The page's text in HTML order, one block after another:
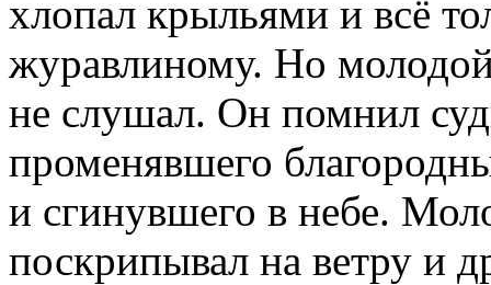
хлопал крыльями и всё
журавлиному. Но
не слушал. Он помнил
променявшего
и сгинувшего в небе.
поскрипывал на ветру и